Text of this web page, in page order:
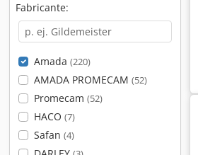
Fabricante:
Amada (220)
AMADA PROMECAM (52)
Promecam (52)
HACO (7)
Safan (4)